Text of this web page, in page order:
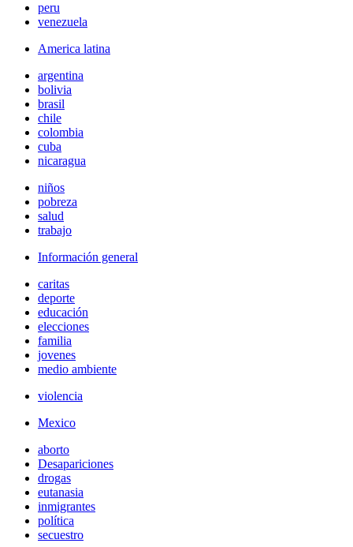
peru
venezuela
America latina
argentina
bolivia
brasil
chile
colombia
cuba
nicaragua
niños
pobreza
salud
trabajo
Información general
caritas
deporte
educación
elecciones
familia
jovenes
medio ambiente
violencia
Mexico
aborto
Desapariciones
drogas
eutanasia
inmigrantes
política
secuestro